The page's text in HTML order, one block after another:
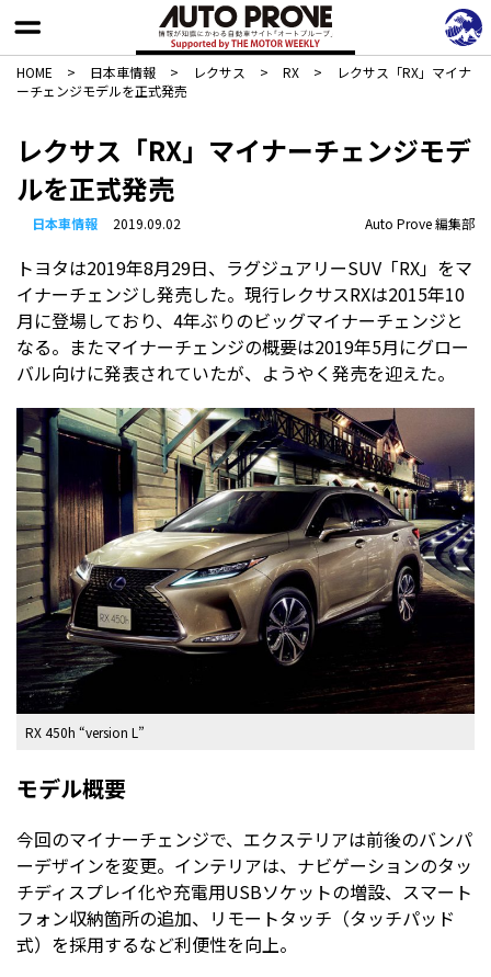
HOME > 日本車情報​ > レクサス > RX >
レクサス「RX」マイナ
ーチェンジモデルを正式発売
レクサス「RX」マイナーチェンジモデ
ルを正式発売
日本車情報​ 2019.09.02 Auto Prove 編集部
トヨタは2019年8月29日、ラグジュアリーSUV「RX」をマ
イナーチェンジし発売した。現行レクサスRXは2015年10
月に登場しており、4年ぶりのビッグマイナーチェンジと
なる。またマイナーチェンジの概要は2019年5月にグロー
バル向けに発表されていたが、ようやく発売を迎えた。
RX 450h “version L”
モデル概要
今回のマイナーチェンジで、エクステリアは前後のバンパ
ーデザインを変更。インテリアは、ナビゲーションのタッ
チディスプレイ化や充電用USBソケットの増設、スマート
フォン収納箇所の追加、リモートタッチ（タッチパッド
式）を採用するなど利便性を向上。